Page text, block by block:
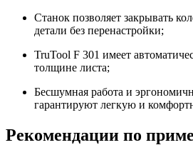
Станок позволяет закрывать
детали без перенастройки;
TruTool F 301 имеет
толщине листа;
Бесшумная работа и
гарантируют легкую и
Рекомендации по